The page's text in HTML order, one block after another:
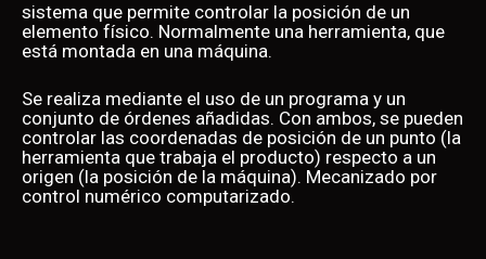
sistema que permite controlar la posición de un
elemento físico. Normalmente una herramienta, que
está montada en una máquina.
Se realiza mediante el uso de un programa y un
conjunto de órdenes añadidas. Con ambos, se pueden
controlar las coordenadas de posición de un punto (la
herramienta que trabaja el producto) respecto a un
origen (la posición de la máquina). Mecanizado por
control numérico computarizado.